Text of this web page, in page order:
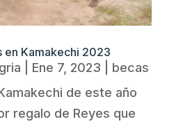
en Kamakechi 2023
Ene 7, 2023
becas
de este año
regalo de Reyes que